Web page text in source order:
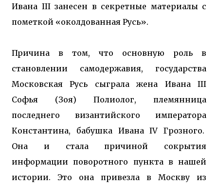
Ивана III занесен в секретные материалы с
пометкой «околдованная Русь».
Причина в том, что основную роль в
становлении самодержавия, государства
Московская Русь сыграла жена Ивана III
Софья (Зоя) Полиолог, племянница
последнего византийского императора
Константина, бабушка Ивана IV Грозного.
Она и стала причиной сокрытия
информации поворотного пункта в нашей
истории. Это она привезла в Москву из